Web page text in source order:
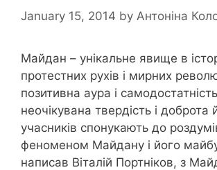
January 15, 2014 by Антоніна
Майдан – унікальне явище в
протестних рухів і мирних
позитивна аура і
неочікувана твердість і доброта
учасників спонукають до
феноменом Майдану і його
написав Віталій Портніков, з